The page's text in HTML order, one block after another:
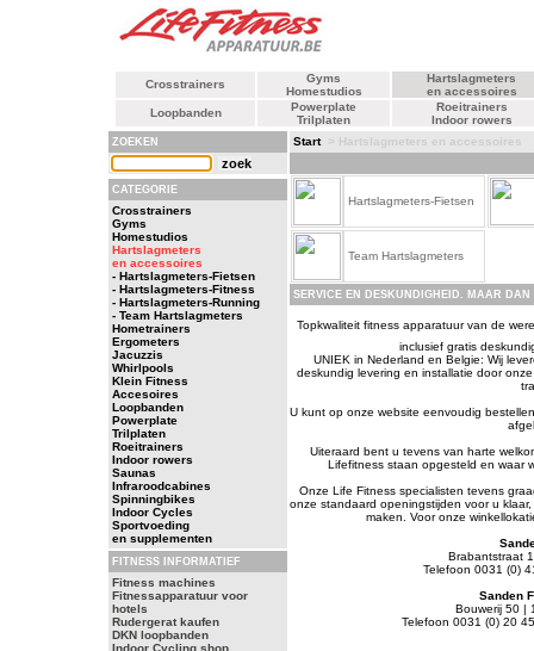
Crosstrainers
Gyms
Homestudios
Hartslagmeters
en accessoires
Loopbanden
Powerplate
Trilplaten
Roeitrainers
Indoor rowers
ZOEKEN
CATEGORIE
Crosstrainers
Gyms
Homestudios
Hartslagmeters
en accessoires
- Hartslagmeters-Fietsen
- Hartslagmeters-Fitness
- Hartslagmeters-Running
- Team Hartslagmeters
Hometrainers
Ergometers
Jacuzzis
Whirlpools
Klein Fitness
Accesoires
Loopbanden
Powerplate
Trilplaten
Roeitrainers
Indoor rowers
Saunas
Infraroodcabines
Spinningbikes
Indoor Cycles
Sportvoeding
en supplementen
FITNESS INFORMATIEF
Fitness machines
Fitnessapparatuur voor
hotels
Rudergerat kaufen
DKN loopbanden
Indoor Cycling shop
Start> Hartslagmeters en accessoires
Hartslagmeters-Fietsen
Team Hartslagmeters
SERVICE EN DESKUNDIGHEID. MAAR DAN
Topkwaliteit fitness apparatuur van de
inclusief gratis
UNIEK in Nederland en Belgie: Wij
deskundig levering en installatie door
U kunt op onze website eenvoudig
Uiteraard bent u tevens van harte
Lifefitness staan opgesteld en waar
Onze Life Fitness specialisten tevens
onze standaard openingstijden voor u
maken. Voor onze
Brabantstraat
Telefoon 0031 (0)
Sanden
Bouwerij 50 |
Telefoon 0031 (0) 20